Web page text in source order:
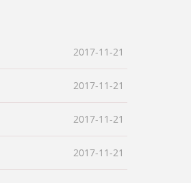
2017-11-21
2017-11-21
2017-11-21
2017-11-21